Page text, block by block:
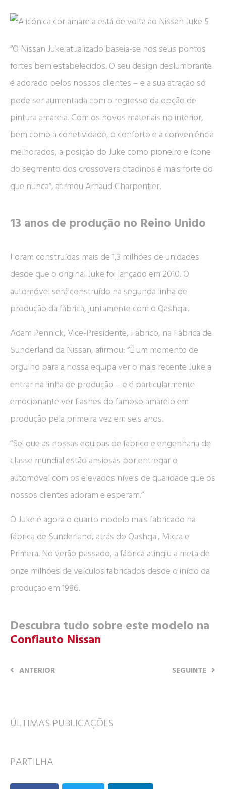
“O Nissan Juke atualizado baseia-se nos seus pontos
fortes bem estabelecidos. O seu design deslumbrante
é adorado pelos nossos clientes – e a sua atração só
pode ser aumentada com o regresso da opção de
pintura amarela. Com os novos materiais no interior,
bem como a conetividade, o conforto e a conveniência
melhorados, a posição do Juke como pioneiro e ícone
do segmento dos crossovers citadinos é mais forte do
que nunca”, afirmou Arnaud Charpentier.
13 anos de produção no Reino Unido
Foram construídas mais de 1,3 milhões de unidades
desde que o original Juke foi lançado em 2010. O
automóvel será construído na segunda linha de
produção da fábrica, juntamente com o Qashqai.
Adam Pennick, Vice-Presidente, Fabrico, na Fábrica de
Sunderland da Nissan, afirmou: “É um momento de
orgulho para a nossa equipa ver o mais recente Juke a
entrar na linha de produção – e é particularmente
emocionante ver flashes do famoso amarelo em
produção pela primeira vez em seis anos.
“Sei que as nossas equipas de fabrico e engenharia de
classe mundial estão ansiosas por entregar o
automóvel com os elevados níveis de qualidade que os
nossos clientes adoram e esperam.”
O Juke é agora o quarto modelo mais fabricado na
fábrica de Sunderland, atrás do Qashqai, Micra e
Primera. No verão passado, a fábrica atingiu a meta de
onze milhões de veículos fabricados desde o início da
produção em 1986.
Descubra tudo sobre este modelo na
Confiauto Nissan
ANTERIOR SEGUINTE
ÚLTIMAS PUBLICAÇÕES
PARTILHA